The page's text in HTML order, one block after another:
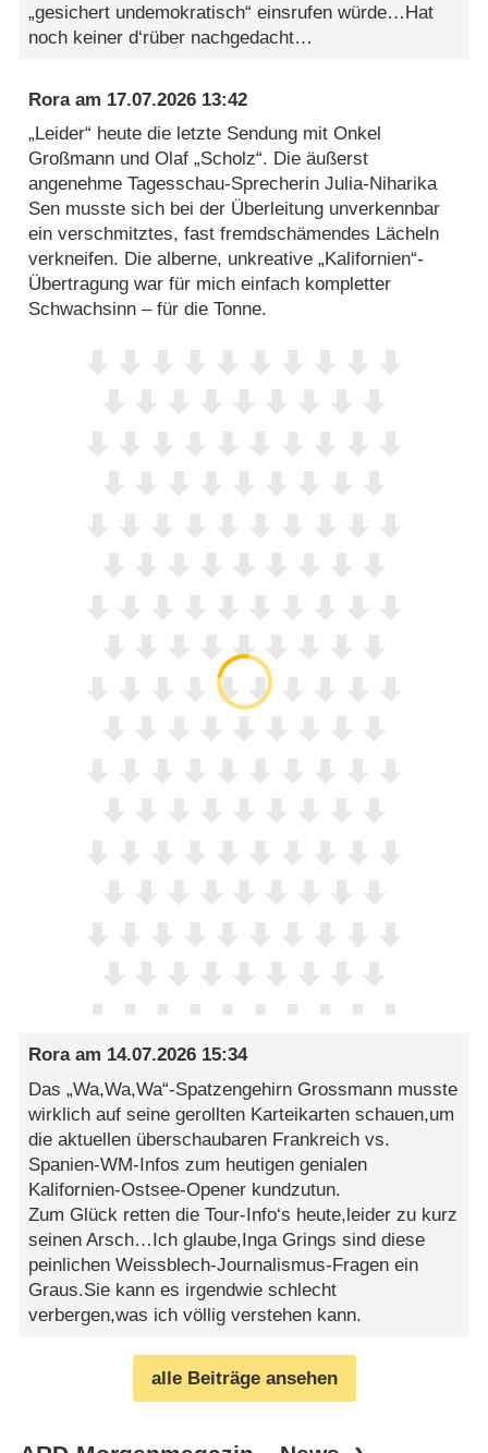
„gesichert undemokratisch“ einsrufen würde…Hat
noch keiner d‘rüber nachgedacht…
Roraam 17.07.2026 13:42
„Leider“ heute die letzte Sendung mit Onkel
Großmann und Olaf „Scholz“. Die äußerst
angenehme Tagesschau-Sprecherin Julia-Niharika
Sen musste sich bei der Überleitung unverkennbar
ein verschmitztes, fast fremdschämendes Lächeln
verkneifen. Die alberne, unkreative „Kalifornien“-
Übertragung war für mich einfach kompletter
Schwachsinn – für die Tonne.
Roraam 14.07.2026 15:34
Das „Wa,Wa,Wa“-Spatzengehirn Grossmann musste
wirklich auf seine gerollten Karteikarten schauen,um
die aktuellen überschaubaren Frankreich vs.
Spanien-WM-Infos zum heutigen genialen
Kalifornien-Ostsee-Opener kundzutun.
Zum Glück retten die Tour-Info‘s heute,leider zu kurz
seinen Arsch…Ich glaube,Inga Grings sind diese
peinlichen Weissblech-Journalismus-Fragen ein
Graus.Sie kann es irgendwie schlecht
verbergen,was ich völlig verstehen kann.
alle Beiträge ansehen